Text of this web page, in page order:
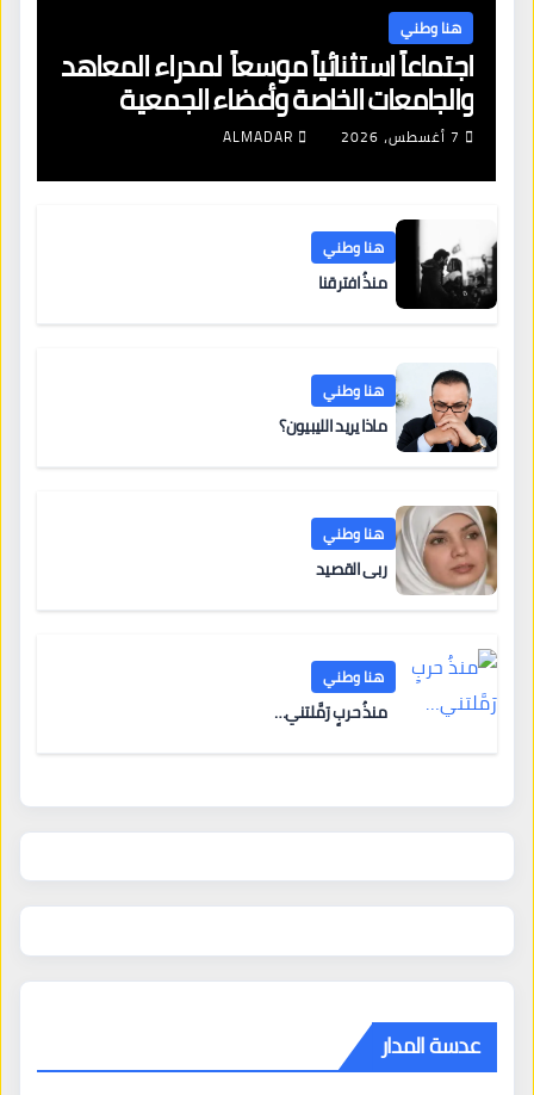
هنا وطني
اجتماعاً استثنائياً موسعاً لمدراء المعاهد
والجامعات الخاصة وأعضاء الجمعية
العمومية للنقابة العامة لمؤسسات
التعليم والتدريب الخاص في ليبيا
7 أغسطس، 2026 ALMADAR
هنا وطني
منذُ افترقنا
هنا وطني
ماذا يريد الليبيون؟
هنا وطني
ربى القصيد
هنا وطني
منذُ حربٍ رَمَّلتني…
عدسة المدار